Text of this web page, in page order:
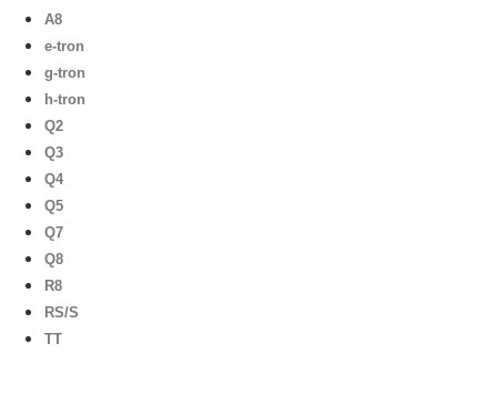
A8
e-tron
g-tron
h-tron
Q2
Q3
Q4
Q5
Q7
Q8
R8
RS/S
TT